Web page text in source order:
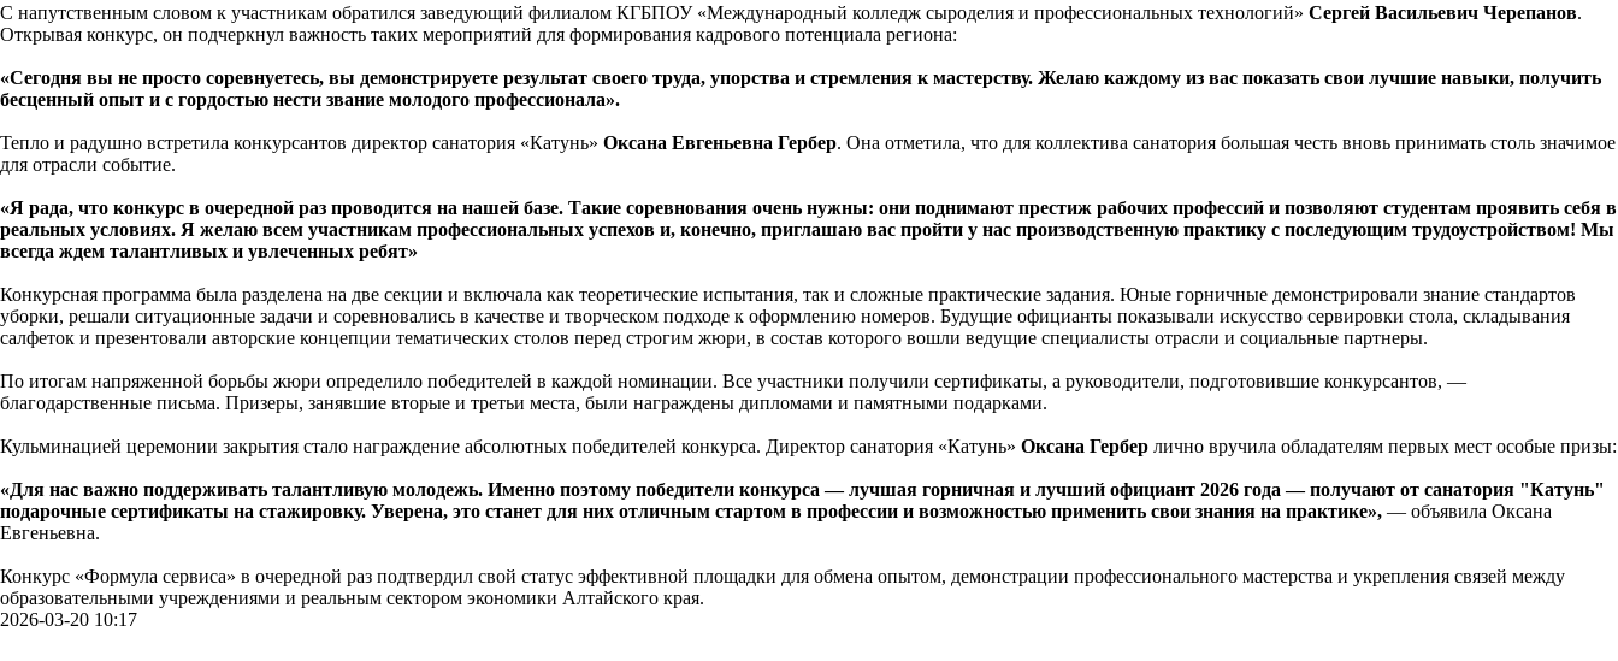
С напутственным словом к участникам обратился заведующий филиалом КГБПОУ «Международный колледж сыроделия и профессиональных технологий» Сергей Васильевич Черепанов.
Открывая конкурс, он подчеркнул важность таких мероприятий для формирования кадрового потенциала региона:
«Сегодня вы не просто соревнуетесь, вы демонстрируете результат своего труда, упорства и стремления к мастерству. Желаю каждому из вас показать свои лучшие навыки, получить
бесценный опыт и с гордостью нести звание молодого профессионала».
Тепло и радушно встретила конкурсантов директор санатория «Катунь» Оксана Евгеньевна Гербер. Она отметила, что для коллектива санатория большая честь вновь принимать столь значимое
для отрасли событие.
«Я рада, что конкурс в очередной раз проводится на нашей базе. Такие соревнования очень нужны: они поднимают престиж рабочих профессий и позволяют студентам проявить себя в
реальных условиях. Я желаю всем участникам профессиональных успехов и, конечно, приглашаю вас пройти у нас производственную практику с последующим трудоустройством! Мы
всегда ждем талантливых и увлеченных ребят»
Конкурсная программа была разделена на две секции и включала как теоретические испытания, так и сложные практические задания. Юные горничные демонстрировали знание стандартов
уборки, решали ситуационные задачи и соревновались в качестве и творческом подходе к оформлению номеров. Будущие официанты показывали искусство сервировки стола, складывания
салфеток и презентовали авторские концепции тематических столов перед строгим жюри, в состав которого вошли ведущие специалисты отрасли и социальные партнеры.
По итогам напряженной борьбы жюри определило победителей в каждой номинации. Все участники получили сертификаты, а руководители, подготовившие конкурсантов, —
благодарственные письма. Призеры, занявшие вторые и третьи места, были награждены дипломами и памятными подарками.
Кульминацией церемонии закрытия стало награждение абсолютных победителей конкурса. Директор санатория «Катунь» Оксана Гербер лично вручила обладателям первых мест особые призы:
«Для нас важно поддерживать талантливую молодежь. Именно поэтому победители конкурса — лучшая горничная и лучший официант 2026 года — получают от санатория "Катунь"
подарочные сертификаты на стажировку. Уверена, это станет для них отличным стартом в профессии и возможностью применить свои знания на практике», — объявила Оксана
Евгеньевна.
Конкурс «Формула сервиса» в очередной раз подтвердил свой статус эффективной площадки для обмена опытом, демонстрации профессионального мастерства и укрепления связей между
образовательными учреждениями и реальным сектором экономики Алтайского края.
2026-03-20 10:17